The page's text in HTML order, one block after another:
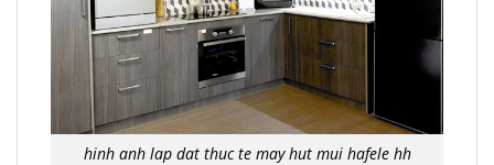
hinh anh lap dat thuc te may hut mui hafele hh